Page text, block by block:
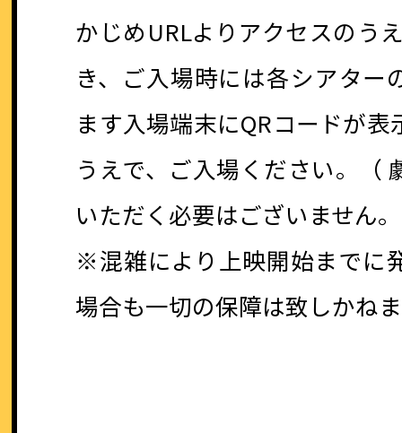
かじめURLよりアクセスのう
き、ご入場時には各シアター
ます入場端末にQRコードが
うえで、ご入場ください。（
いただく必要はございません
※混雑により上映開始までに
場合も一切の保障は致しかね